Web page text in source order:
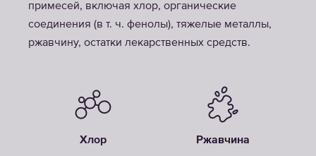
примесей, включая хлор, органические
соединения (в т. ч. фенолы), тяжелые металлы,
ржавчину, остатки лекарственных средств.
Хлор Ржавчина